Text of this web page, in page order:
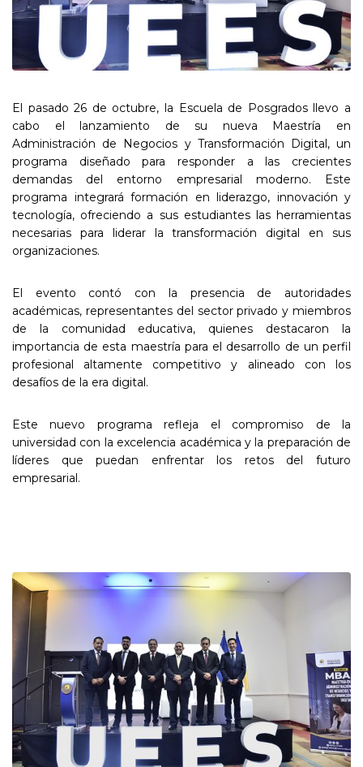
El pasado 26 de octubre, la Escuela de Posgrados llevo a
cabo el lanzamiento de su nueva Maestría en
Administración de Negocios y Transformación Digital, un
programa diseñado para responder a las crecientes
demandas del entorno empresarial moderno. Este
programa integrará formación en liderazgo, innovación y
tecnología, ofreciendo a sus estudiantes las herramientas
necesarias para liderar la transformación digital en sus
organizaciones.
El evento contó con la presencia de autoridades
académicas, representantes del sector privado y miembros
de la comunidad educativa, quienes destacaron la
importancia de esta maestría para el desarrollo de un perfil
profesional altamente competitivo y alineado con los
desafíos de la era digital.
Este nuevo programa refleja el compromiso de la
universidad con la excelencia académica y la preparación de
líderes que puedan enfrentar los retos del futuro
empresarial.